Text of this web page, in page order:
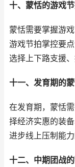
十、蒙恬的游戏
蒙恬需要掌握游
游戏节拍掌控要
选择上下路支援
十一、发育期的
在发育期，蒙恬
择经济实惠的装
进步线上压制能力
十二、中期团战